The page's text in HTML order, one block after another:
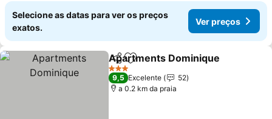
Selecione as datas para ver os preços
exatos.
Ver preços
PartilharAdicionar aos favoritos
Apartments Dominique
3 Estrelas
9,5 Excelente
52
a 0.2 km da praia